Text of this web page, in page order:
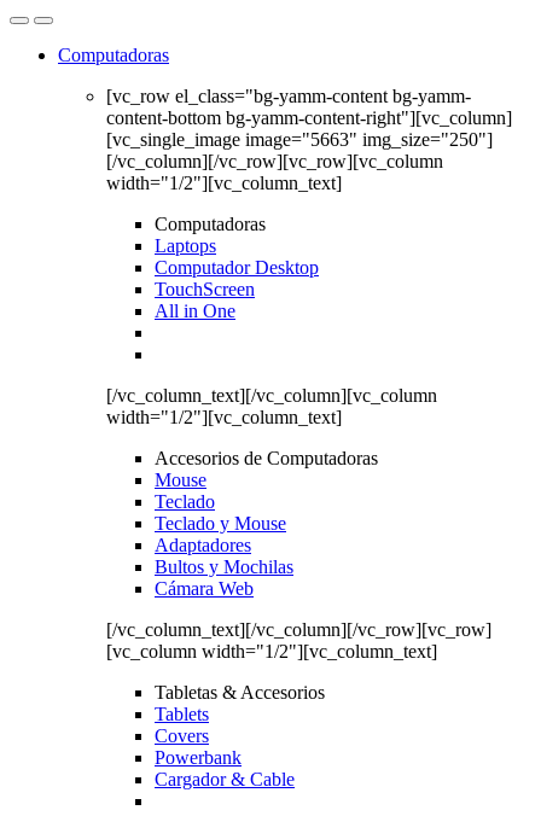
Computadoras
[vc_row el_class="bg-yamm-content bg-yamm-
content-bottom bg-yamm-content-right"][vc_column]
[vc_single_image image="5663" img_size="250"]
[/vc_column][/vc_row][vc_row][vc_column
width="1/2"][vc_column_text]
Computadoras
Laptops
Computador Desktop
TouchScreen
All in One
[/vc_column_text][/vc_column][vc_column
width="1/2"][vc_column_text]
Accesorios de Computadoras
Mouse
Teclado
Teclado y Mouse
Adaptadores
Bultos y Mochilas
Cámara Web
[/vc_column_text][/vc_column][/vc_row][vc_row]
[vc_column width="1/2"][vc_column_text]
Tabletas & Accesorios
Tablets
Covers
Powerbank
Cargador & Cable